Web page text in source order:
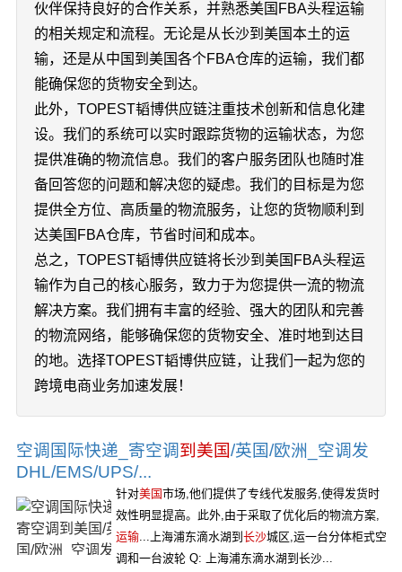
伙伴保持良好的合作关系，并熟悉美国FBA头程运输
的相关规定和流程。无论是从长沙到美国本土的运
输，还是从中国到美国各个FBA仓库的运输，我们都
能确保您的货物安全到达。
此外，TOPEST韬博供应链注重技术创新和信息化建
设。我们的系统可以实时跟踪货物的运输状态，为您
提供准确的物流信息。我们的客户服务团队也随时准
备回答您的问题和解决您的疑虑。我们的目标是为您
提供全方位、高质量的物流服务，让您的货物顺利到
达美国FBA仓库，节省时间和成本。
总之，TOPEST韬博供应链将长沙到美国FBA头程运
输作为自己的核心服务，致力于为您提供一流的物流
解决方案。我们拥有丰富的经验、强大的团队和完善
的物流网络，能够确保您的货物安全、准时地到达目
的地。选择TOPEST韬博供应链，让我们一起为您的
跨境电商业务加速发展！
空调国际快递_寄空调到美国/英国/欧洲_空调发
DHL/EMS/UPS/...
针对美国市场,他们提供了专线代发服务,使得发货时
效性明显提高。此外,由于采取了优化后的物流方案,
运输...上海浦东滴水湖到 长沙城区,运一台分体柜式空
调和一台波轮 Q: 上海浦东滴水湖到长沙...